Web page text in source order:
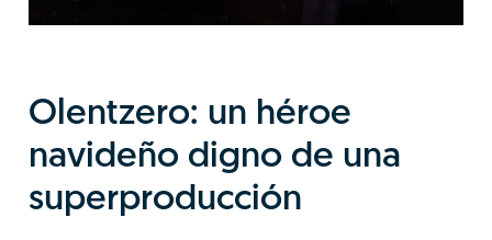
Olentzero: un héroe
navideño digno de una
superproducción